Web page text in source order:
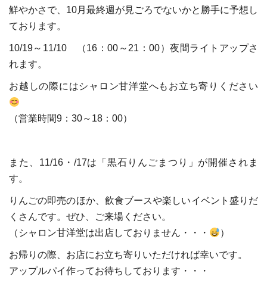
鮮やかさで、10月最終週が見ごろでないかと勝手に予想し
ております。
10/19～11/10 （16：00～21：00）夜間ライトアップさ
れます。
お越しの際にはシャロン甘洋堂へもお立ち寄りください
（営業時間9：30～18：00）
また、11/16・/17は「黒石りんごまつり」が開催されま
す。
りんごの即売のほか、飲食ブースや楽しいイベント盛りだ
くさんです。ぜひ、ご来場ください。
（シャロン甘洋堂は出店しておりません・・・
）
お帰りの際、お店にお立ち寄りいただければ幸いです。
アップルパイ作ってお待ちしております・・・